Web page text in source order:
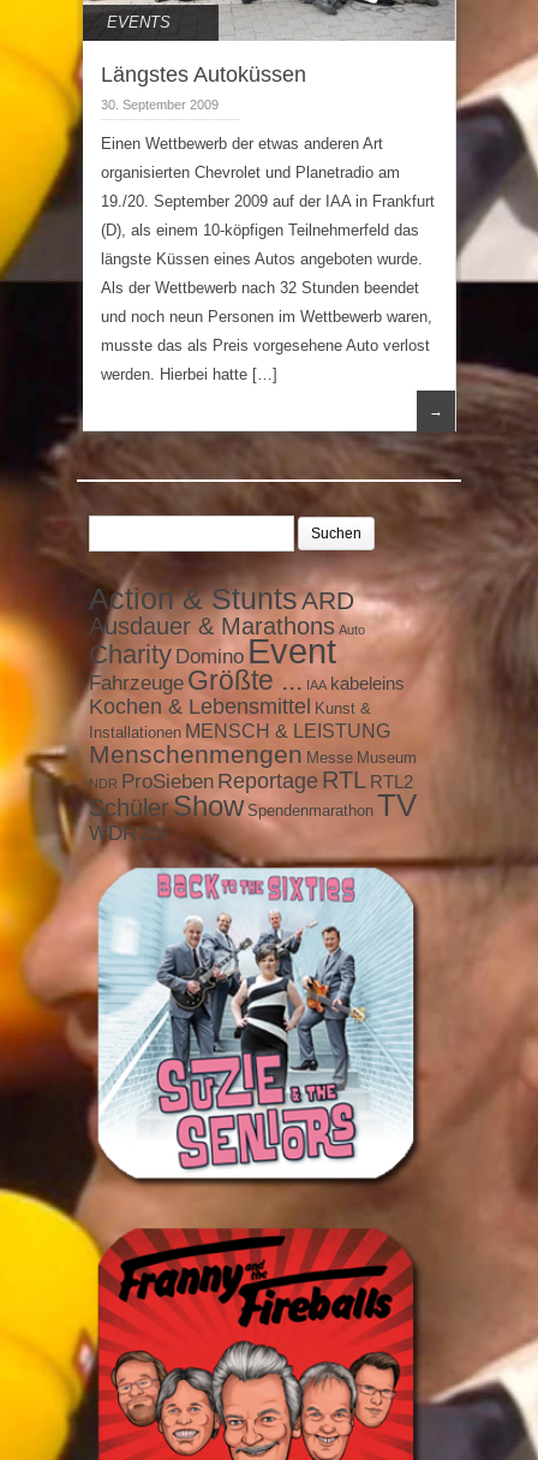
EVENTS
Längstes Autoküssen
30. September 2009
Einen Wettbewerb der etwas anderen Art
organisierten Chevrolet und Planetradio am
19./20. September 2009 auf der IAA in Frankfurt
(D), als einem 10-köpfigen Teilnehmerfeld das
längste Küssen eines Autos angeboten wurde.
Als der Wettbewerb nach 32 Stunden beendet
und noch neun Personen im Wettbewerb waren,
musste das als Preis vorgesehene Auto verlost
werden. Hierbei hatte […]
→
Suchen
Action & StuntsARD
Ausdauer & Marathons Auto
Charity Domino Event
Fahrzeuge Größte ... IAA kabeleins
Kochen & Lebensmittel Kunst &
Installationen MENSCH & LEISTUNG
Menschenmengen Messe Museum
NDR ProSieben Reportage RTL RTL2
SchülerShow Spendenmarathon TV
WDR ZDF